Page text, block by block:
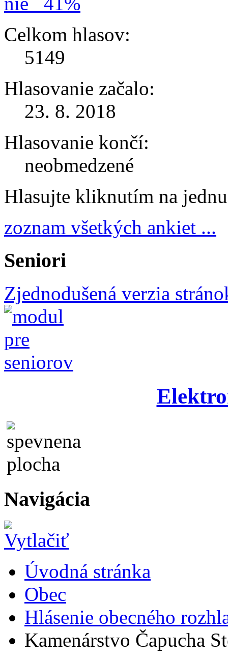
Celkom hlasov:
5149
Hlasovanie začalo:
23. 8. 2018
Hlasovanie končí:
neobmedzené
Hlasujte kliknutím na
zoznam všetkých ankiet ...
Seniori
Zjednodušená verzia
Navigácia
Úvodná stránka
Obec
Hlásenie obecného
Kamenárstvo Čapucha